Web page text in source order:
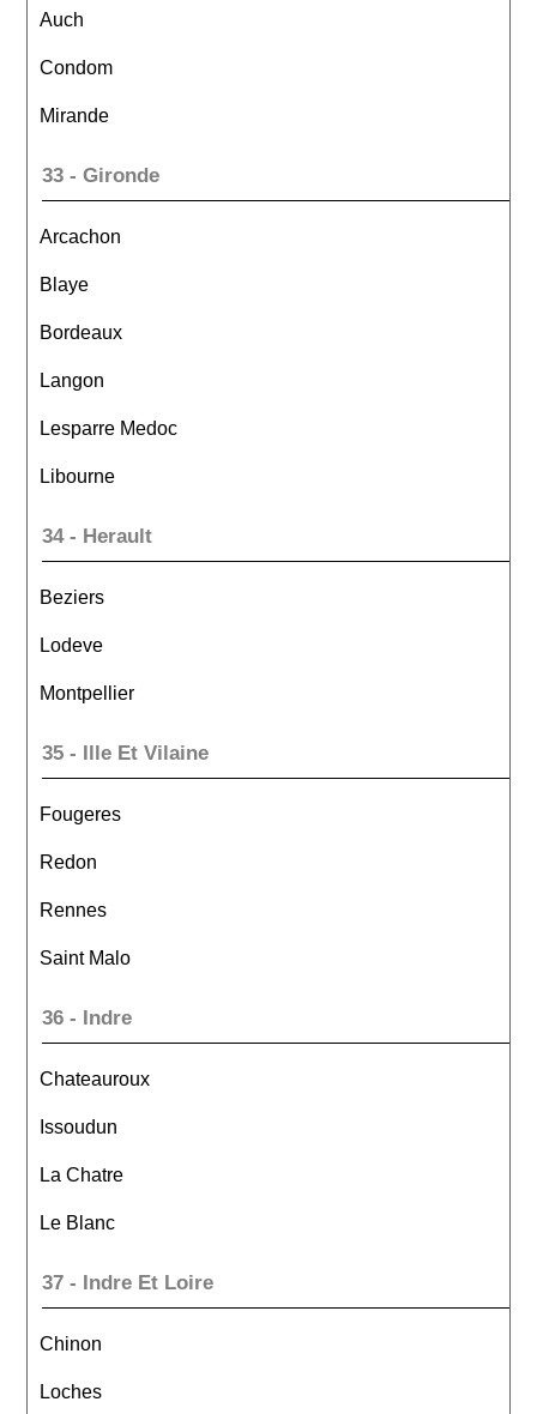
Auch
Condom
Mirande
33 - Gironde
Arcachon
Blaye
Bordeaux
Langon
Lesparre Medoc
Libourne
34 - Herault
Beziers
Lodeve
Montpellier
35 - Ille Et Vilaine
Fougeres
Redon
Rennes
Saint Malo
36 - Indre
Chateauroux
Issoudun
La Chatre
Le Blanc
37 - Indre Et Loire
Chinon
Loches